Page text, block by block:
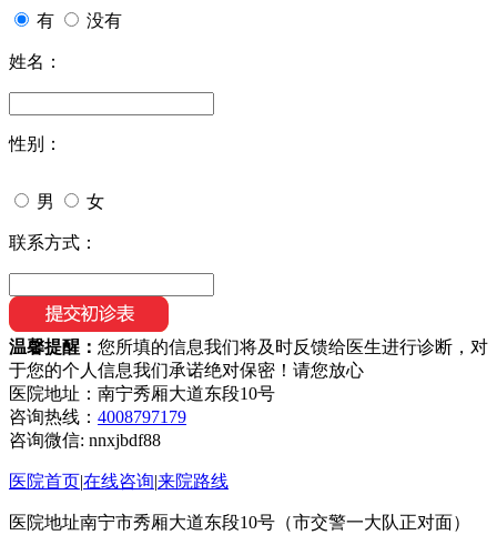
有 没有
姓名：
性别：
男 女
联系方式：
温馨提醒： 您所填的信息我们将及时反馈给医生进行诊断，对
于您的个人信息我们承诺绝对保密！请您放心
医院地址：南宁秀厢大道东段10号
咨询热线： 4008797179
咨询微信: nnxjbdf88
医院首页|在线咨询|来院路线
医院地址南宁市秀厢大道东段10号（市交警一大队正对面）